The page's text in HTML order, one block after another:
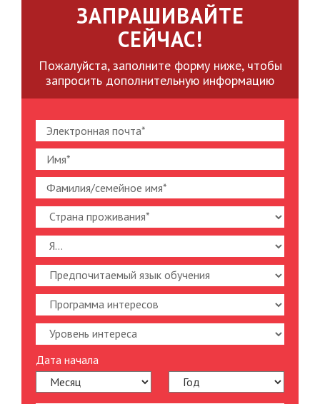
ЗАПРАШИВАЙТЕ
СЕЙЧАС!
Пожалуйста, заполните форму ниже, чтобы
запросить дополнительную информацию
Дата начала